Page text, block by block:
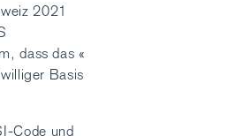
2021
dass das «
Basis
Code und